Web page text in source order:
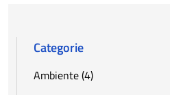
Categorie
Ambiente (4)